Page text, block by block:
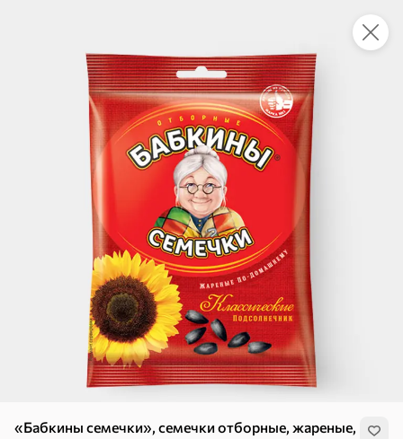
«Бабкины семечки», семечки отборные, жареные,
240 г
Сардина в томатном соусе «Главпродукт», 240 г
В корзину
119,6 ₽
160 г
Шпроты в масле из балтийской кильки «Главпродукт», 160 г
НОВОЕ
В корзину
Это новая версия сайта KDV
Вернуть старый дизайн